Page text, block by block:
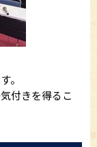
。
付きを得るこ